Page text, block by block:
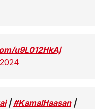
u9L012HkAj
|#KamalHaasan|